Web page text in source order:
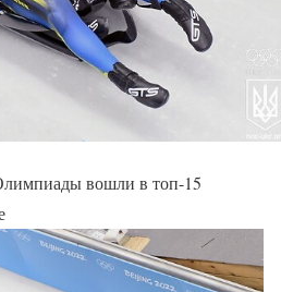
вошли в топ-15